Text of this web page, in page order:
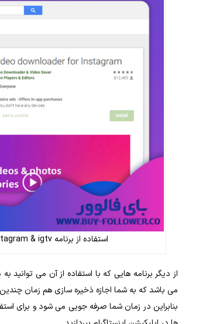
استفاده از برنامه video downloader for instagram & igtv برای دانلود فیلم در اندروید
از دیگر برنامه‌ هایی که با استفاده از آن می ‌توانید به
می‌ باشد که به شما اجازه ذخیره ‌سازی هم‌ زمان
بنابراین در زمان شما صرفه‌ جویی می‌ شود و برای